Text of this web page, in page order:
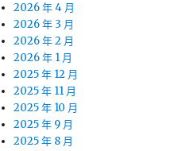
2026 年 4 月
2026 年 3 月
2026 年 2 月
2026 年 1 月
2025 年 12 月
2025 年 11 月
2025 年 10 月
2025 年 9 月
2025 年 8 月